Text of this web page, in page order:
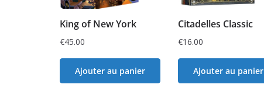
King of New York
€45.00
Ajouter au panier
Citadelles Classic
€16.00
Ajouter au panier